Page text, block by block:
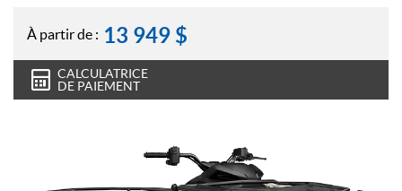
À partir de : 13 949 $
CALCULATRICE
DE PAIEMENT